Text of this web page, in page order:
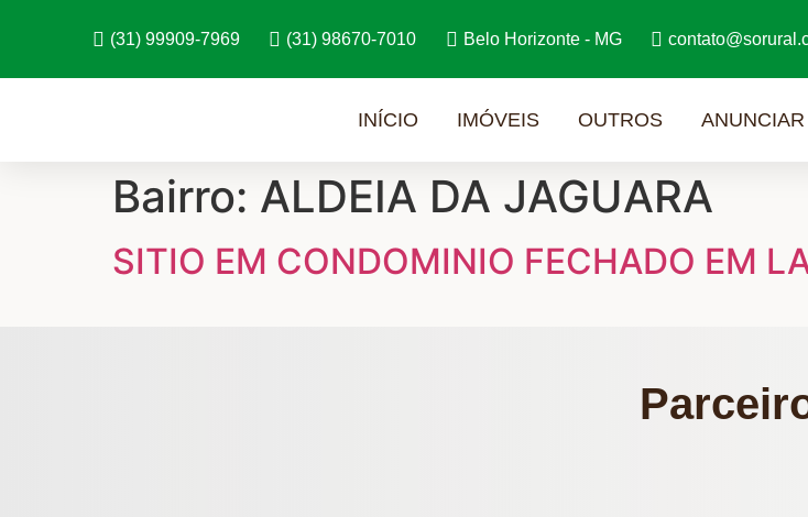
(31) 99909-7969 (31) 98670-7010 Belo Horizonte - MG
INÍCIO IMÓVEIS OUTROS ANUNCIAR
Bairro: ALDEIA DA JAGUARA
SITIO EM CONDOMINIO FECHADO EM